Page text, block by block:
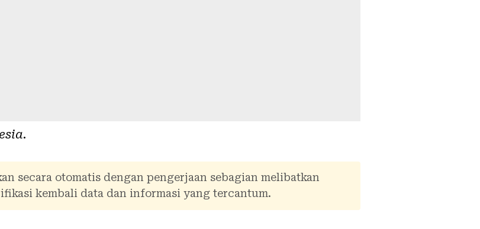
.
secara otomatis dengan pengerjaan sebagian melibatkan
kembali data dan informasi yang tercantum.